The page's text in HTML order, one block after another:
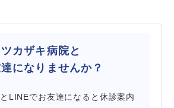
ツカザキ病院と
になりませんか？
LINEでお友達になると休診案内